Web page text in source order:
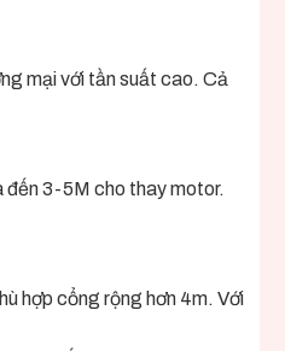
mại với tần suất cao. Cả
đến 3-5M cho thay motor.
hợp cổng rộng hơn 4m. Với